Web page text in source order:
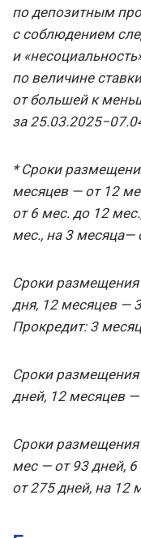
по депозитным
с соблюдением
и
по величине
от большей к
за
* Сроки
месяцев — от 12
от 6 мес. до 12
мес., на 3 месяца—
Сроки
дня, 12 месяцев —
Прокредит: 3
Сроки
дней, 12 месяцев
Сроки размещения
мес — от 93 дней,
от 275 дней, на 12